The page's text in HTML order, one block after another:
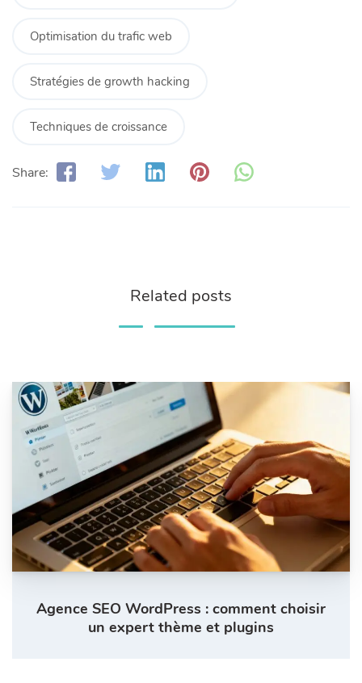
Optimisation du trafic web
Stratégies de growth hacking
Techniques de croissance
Share:
Related posts
Agence SEO WordPress : comment choisir
un expert thème et plugins